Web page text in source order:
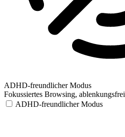
ADHD-freundlicher Modus
Fokussiertes Browsing, ablenkungsfrei
ADHD-freundlicher Modus